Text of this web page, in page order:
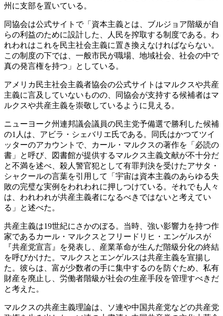
州に支部を置いている。
同協会は公式サイトで「資本主義とは、ブルジョア階級が自
らの利益のために設計した、人民を搾取する制度である。わ
れわれはこれを民主社会主義に置き換えなければならない。
この制度の下では、一般市民が職場、地域社会、社会の中で
真の発言権を持つ」としている。
アメリカ民主社会主義者協会の公式サイトはマルクスや共産
主義に言及していないものの、同協会が支持する候補者はマ
ルクスや共産主義を崇敬しているように見える。
ニューヨーク州連邦議会議員の民主党予備選で勝利した候補
の1人は、アビラ・シェバリエ氏である。同氏はかつてツイ
ッターのアカウントで、カール・マルクスの著作を「必読の
書」と呼び、図書館が提供するマルクス主義文献が不十分だ
と不満を述べ、殺人警官犯として有罪判決を受けたアサタ・
シャクールの言葉を引用して「宇宙は資本主義のあらゆる失
敗の完璧な実例をわれわれに押しつけている。それでも人々
は、われわれが共産主義者になるべきではないと考えてい
る」と述べた。
共産主義は19世紀にさかのぼる。当時、強い影響力を持つ作
家であるカール・マルクスとフリードリヒ・エンゲルスが
『共産党宣言』を発表し、産業革命が生んだ階級分化の終結
を呼びかけた。マルクスとエンゲルスは共産主義を宣揚し
た。彼らは、富が少数者の手に集中するのを防ぐため、私有
財産を廃止し、労働者階級が社会の生産手段を管理すべきだ
と考えた。
マルクスの共産主義理論は、ソ連や中国共産党などの共産党